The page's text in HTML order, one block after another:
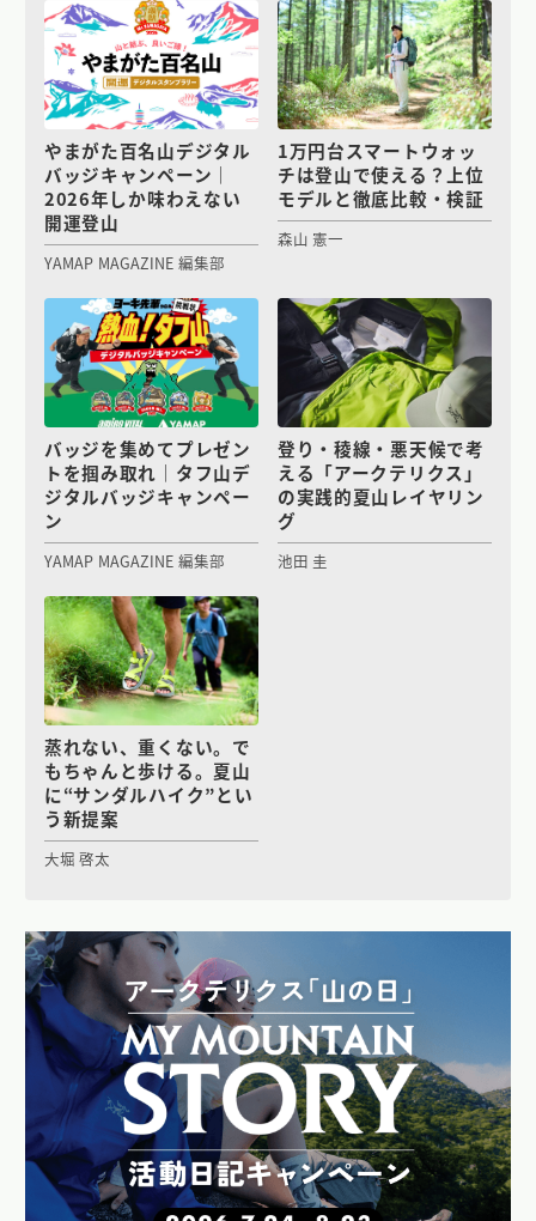
やまがた百名山デジタル
バッジキャンペーン｜
2026年しか味わえない
開運登山
YAMAP MAGAZINE 編集部
1万円台スマートウォッ
チは登山で使える？上位
モデルと徹底比較・検証
森山 憲一
バッジを集めてプレゼン
トを掴み取れ｜タフ山デ
ジタルバッジキャンペー
ン
YAMAP MAGAZINE 編集部
登り・稜線・悪天候で考
える「アークテリクス」
の実践的夏山レイヤリン
グ
池田 圭
蒸れない、重くない。で
もちゃんと歩ける。夏山
に“サンダルハイク”とい
う新提案
大堀 啓太